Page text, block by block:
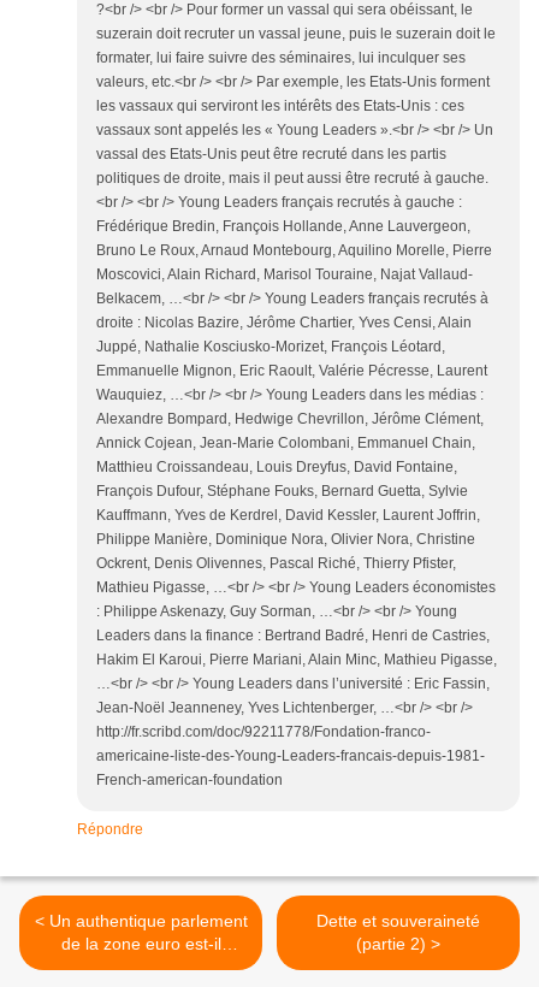
?<br /> <br /> Pour former un vassal qui sera obéissant, le
suzerain doit recruter un vassal jeune, puis le suzerain doit le
formater, lui faire suivre des séminaires, lui inculquer ses
valeurs, etc.<br /> <br /> Par exemple, les Etats-Unis forment
les vassaux qui serviront les intérêts des Etats-Unis : ces
vassaux sont appelés les « Young Leaders ».<br /> <br /> Un
vassal des Etats-Unis peut être recruté dans les partis
politiques de droite, mais il peut aussi être recruté à gauche.
<br /> <br /> Young Leaders français recrutés à gauche :
Frédérique Bredin, François Hollande, Anne Lauvergeon,
Bruno Le Roux, Arnaud Montebourg, Aquilino Morelle, Pierre
Moscovici, Alain Richard, Marisol Touraine, Najat Vallaud-
Belkacem, …<br /> <br /> Young Leaders français recrutés à
droite : Nicolas Bazire, Jérôme Chartier, Yves Censi, Alain
Juppé, Nathalie Kosciusko-Morizet, François Léotard,
Emmanuelle Mignon, Eric Raoult, Valérie Pécresse, Laurent
Wauquiez, …<br /> <br /> Young Leaders dans les médias :
Alexandre Bompard, Hedwige Chevrillon, Jérôme Clément,
Annick Cojean, Jean-Marie Colombani, Emmanuel Chain,
Matthieu Croissandeau, Louis Dreyfus, David Fontaine,
François Dufour, Stéphane Fouks, Bernard Guetta, Sylvie
Kauffmann, Yves de Kerdrel, David Kessler, Laurent Joffrin,
Philippe Manière, Dominique Nora, Olivier Nora, Christine
Ockrent, Denis Olivennes, Pascal Riché, Thierry Pfister,
Mathieu Pigasse, …<br /> <br /> Young Leaders économistes
: Philippe Askenazy, Guy Sorman, …<br /> <br /> Young
Leaders dans la finance : Bertrand Badré, Henri de Castries,
Hakim El Karoui, Pierre Mariani, Alain Minc, Mathieu Pigasse,
…<br /> <br /> Young Leaders dans l’université : Eric Fassin,
Jean-Noël Jeanneney, Yves Lichtenberger, …<br /> <br />
http://fr.scribd.com/doc/92211778/Fondation-franco-
americaine-liste-des-Young-Leaders-francais-depuis-1981-
French-american-foundation
Répondre
< Un authentique parlement
de la zone euro est-il
pensable?
Dette et souveraineté
(partie 2) >